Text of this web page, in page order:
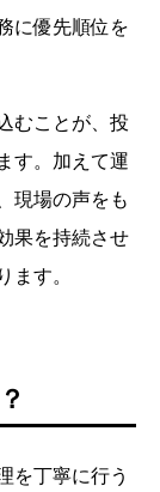
に優先順位を
むことが、投
す。加えて運
現場の声をも
果を持続させ
ます。
を丁寧に行う